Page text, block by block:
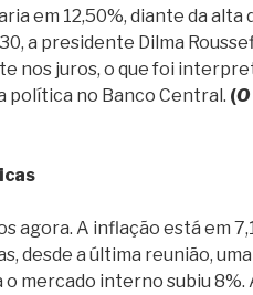
em 12,50%, diante da alta
a presidente Dilma
nos juros, o que foi
política no Banco Central. (
agora. A inflação está em
desde a última reunião,
mercado interno subiu 8%.